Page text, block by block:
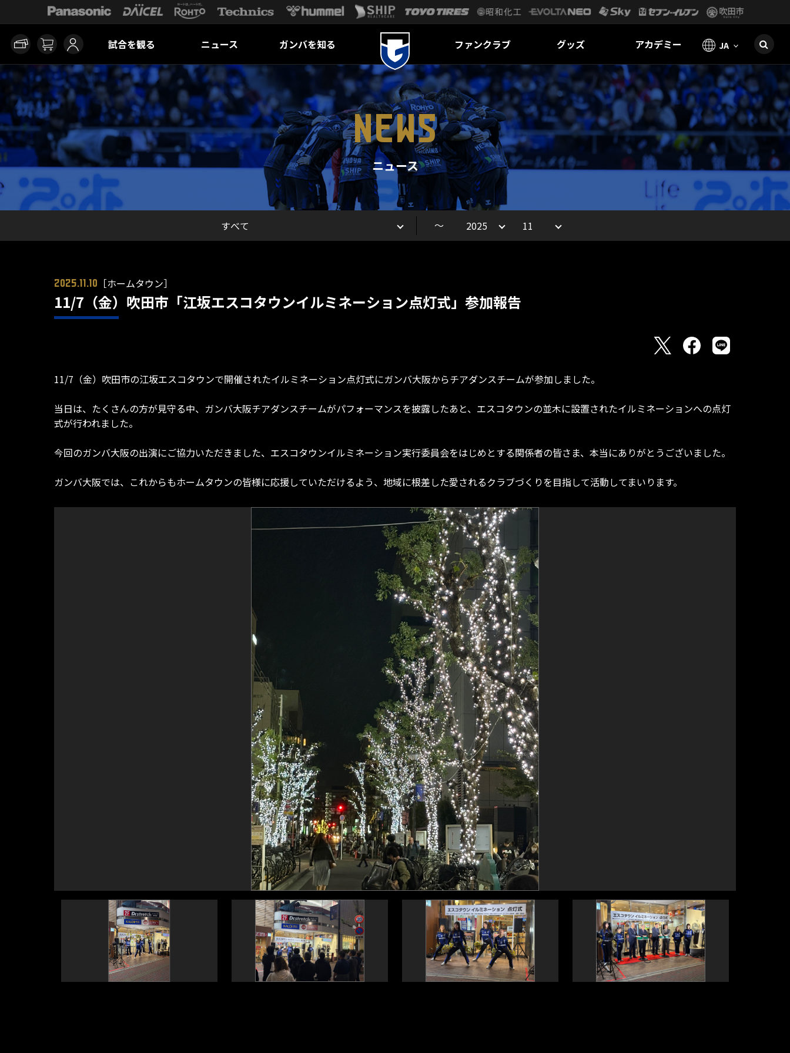
試合を観る ニュース ガンバを知る ファンクラブ グッズ アカデミー JA
NEWS
ニュース
～
2025.11.10 ［ホームタウン］
11/7（金）吹田市「江坂エスコタウンイルミネーション点灯式」参加報告
11/7（金）吹田市の江坂エスコタウンで開催されたイルミネーション点灯式にガンバ大阪からチアダンスチームが参加しました。
当日は、たくさんの方が見守る中、ガンバ大阪チアダンスチームがパフォーマンスを披露したあと、エスコタウンの並木に設置されたイルミネーションへの点灯
式が行われました。
今回のガンバ大阪の出演にご協力いただきました、エスコタウンイルミネーション実行委員会をはじめとする関係者の皆さま、本当にありがとうございました。
ガンバ大阪では、これからもホームタウンの皆様に応援していただけるよう、地域に根差した愛されるクラブづくりを目指して活動してまいります。